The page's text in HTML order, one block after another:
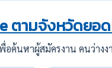
ตามจังหวัดยอ
พื่อค้นหาผู้สมัครงาน คนว่า